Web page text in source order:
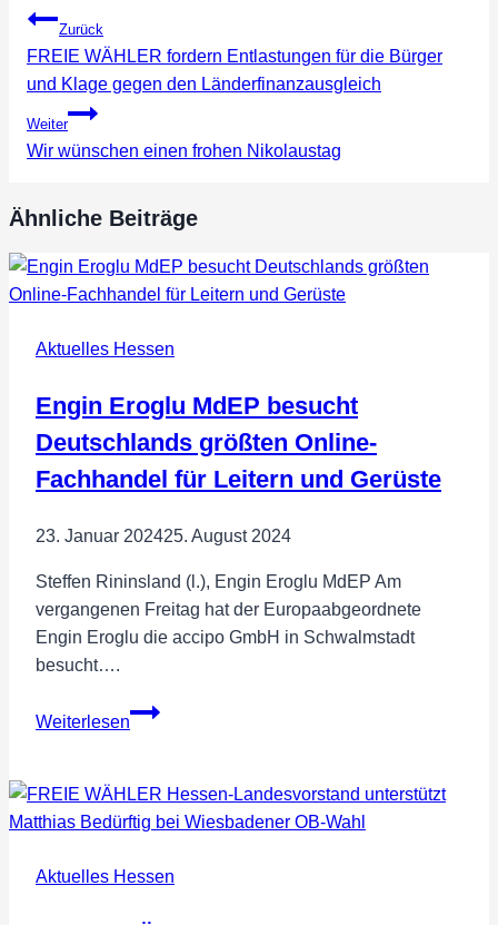
Beitragsnavigation
Zurück
FREIE WÄHLER fordern Entlastungen für die Bürger
und Klage gegen den Länderfinanzausgleich
Weiter
Wir wünschen einen frohen Nikolaustag
Ähnliche Beiträge
Aktuelles Hessen
Engin Eroglu MdEP besucht
Deutschlands größten Online-
Fachhandel für Leitern und Gerüste
23. Januar 202425. August 2024
Steffen Rininsland (l.), Engin Eroglu MdEP Am
vergangenen Freitag hat der Europaabgeordnete
Engin Eroglu die accipo GmbH in Schwalmstadt
besucht….
Weiterlesen
Engin
besucht
Deutschlands
Online-
Aktuelles Hessen